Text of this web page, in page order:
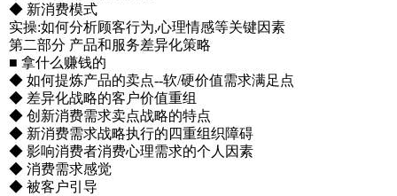
◆ 新消费模式
实操:如何分析顾客行为,心理情感等关键因素
第二部分 产品和服务差异化策略
■ 拿什么赚钱的
◆ 如何提炼产品的卖点--软/硬价值需求满足点
◆ 差异化战略的客户价值重组
◆ 创新消费需求卖点战略的特点
◆ 新消费需求战略执行的四重组织障碍
◆ 影响消费者消费心理需求的个人因素
◆ 消费需求感觉
◆ 被客户引导